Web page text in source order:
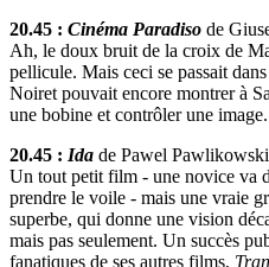
20.45 : Cinéma Paradiso de
Ah, le doux bruit de la croix de
pellicule. Mais ceci se passait
Noiret pouvait encore montrer à
une bobine et contrôler une image.
20.45 : Ida de Pawel
Un tout petit film - une novice va
prendre le voile - mais une vraie
superbe, qui donne une vision
mais pas seulement. Un succès
fanatiques de ses autres films,